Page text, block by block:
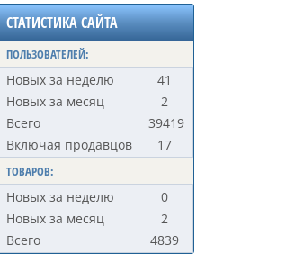
СТАТИСТИКА САЙТА
ПОЛЬЗОВАТЕЛЕЙ:
Новых за неделю
41
Новых за месяц
2
Всего
39419
Включая продавцов
17
ТОВАРОВ:
Новых за неделю
0
Новых за месяц
2
Всего
4839